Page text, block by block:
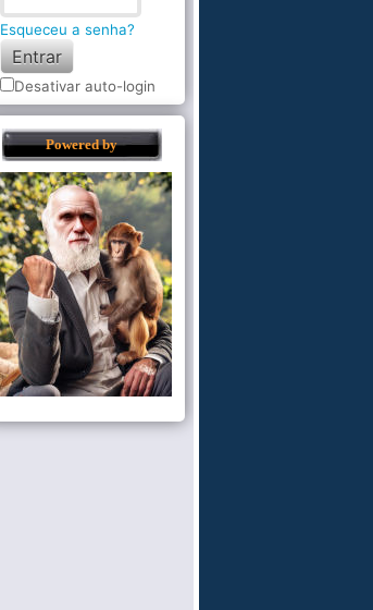
Esqueceu a senha?
Desativar auto-login
Powered by